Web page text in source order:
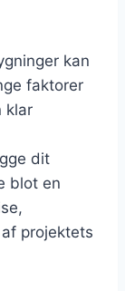
kan
faktorer
klar
dit
blot en
projektets